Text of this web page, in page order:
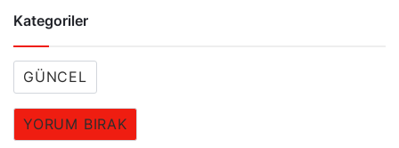
Kategoriler
GÜNCEL
YORUM BIRAK